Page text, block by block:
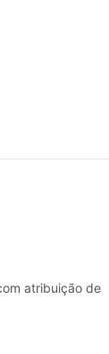
atribuição de